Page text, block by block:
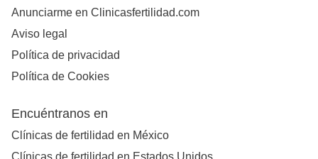
Anunciarme en Clinicasfertilidad.com
Aviso legal
Política de privacidad
Política de Cookies
Encuéntranos en
Clínicas de fertilidad en México